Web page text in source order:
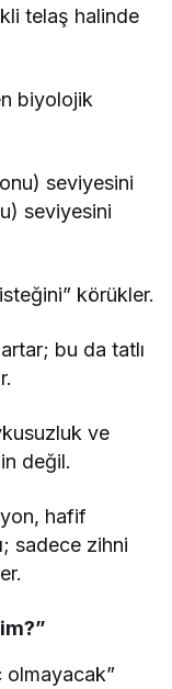
telaş halinde
biyolojik
seviyesini
seviyesini
körükler.
bu da tatlı
ve
değil.
hafif
sadece zihni
olmayacak”